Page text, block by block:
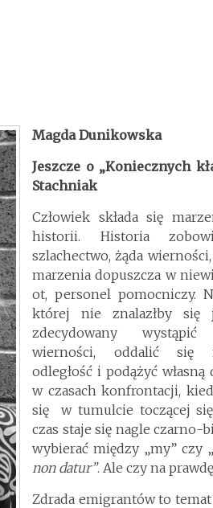
Magda Dunikowska
Jeszcze o „Koniecznych
Stachniak
Człowiek składa się
historii. Historia
szlachectwo, żąda
marzenia dopuszcza w
ot, personel pomocniczy.
której nie znalazłby się
zdecydowany
wierności, oddalić się
odległość i podążyć własną
w czasach konfrontacji,
się w tumulcie toczącej
czas staje się nagle czarno-
wybierać między „my” czy
non datur”. Ale czy na
Zdrada emigrantów to